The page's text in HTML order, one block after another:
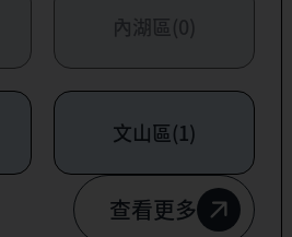
內湖區(0)
文山區(1)
查看更多